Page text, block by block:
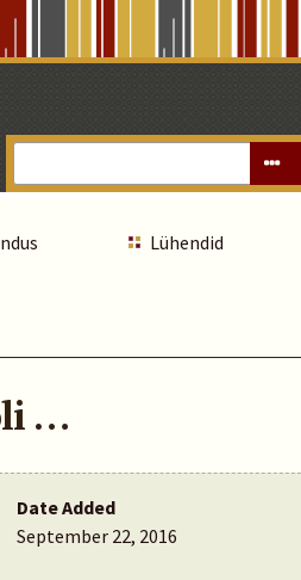
Lühendid
…
Date Added
September 22, 2016